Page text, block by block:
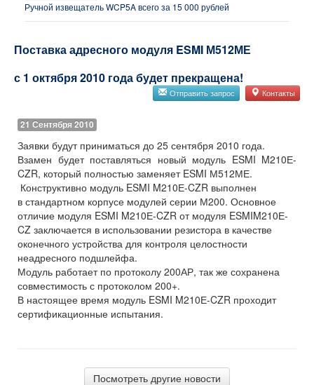
Ручной извещатель WCP5A всего за 15 000 рублей
Поставка адресного модуля ESMI М512МЕ
с 1 октября 2010 года будет прекращена!
Отправить запрос Контакты
21 Сентября 2010
Заявки будут приниматься до 25 сентября 2010 года.
Взамен будет поставляться новый модуль ESMI M210Е-
CZR, который полностью заменяет ESMI М512МЕ.
Конструктивно модуль ESMI M210Е-CZR выполнен
в стандартном корпусе модулей серии М200. Основное
отличие модуля ESMI M210Е-CZR от модуля ESMIM210Е-
CZ заключается в использовании резистора в качестве
оконечного устройства для контроля целостности
неадресного подшлейфа.
Модуль работает по протоколу 200АР, так же сохранена
совместимость с протоколом 200+.
В настоящее время модуль ESMI M210Е-CZR проходит
сертификационные испытания.
Посмотреть другие новости